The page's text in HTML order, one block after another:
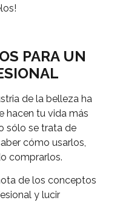
PARA UN
de la belleza ha
hacen tu vida más
sólo se trata de
cómo usarlos,
comprarlos.
de los conceptos
y lucir